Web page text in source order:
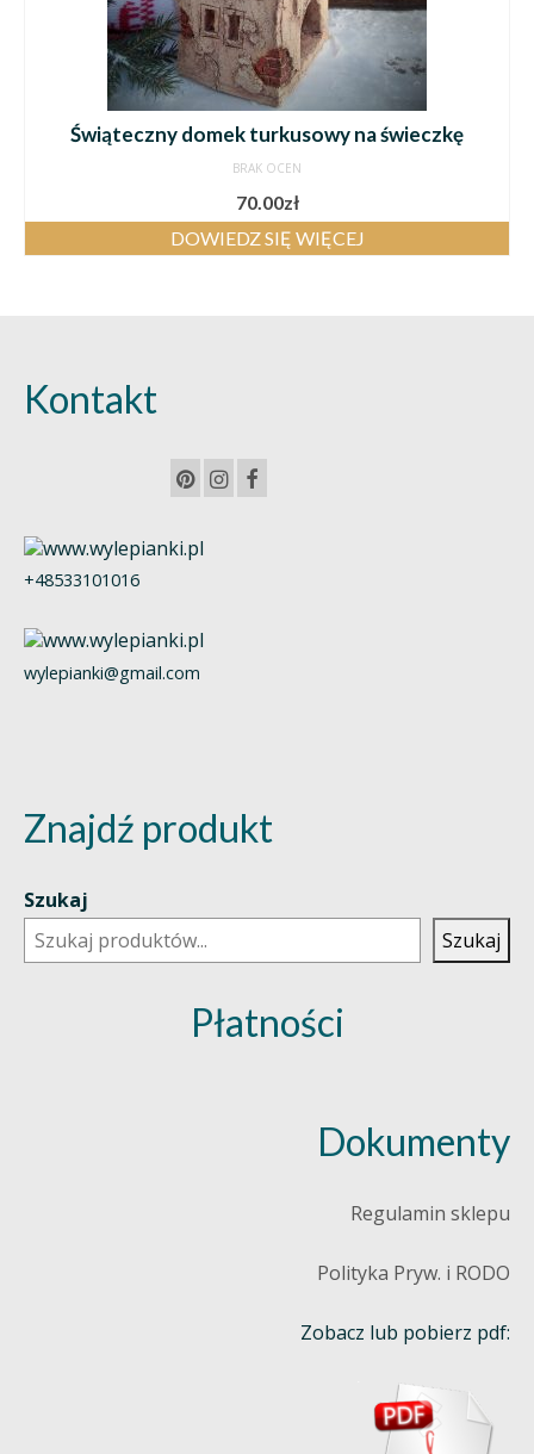
Świąteczny domek turkusowy na świeczkę
BRAK OCEN
70.00zł
DOWIEDZ SIĘ WIĘCEJ
Kontakt
+48533101016
wylepianki@gmail.com
Znajdź produkt
Szukaj
Szukaj
Płatności
Dokumenty
Regulamin sklepu
Polityka Pryw. i RODO
Zobacz lub pobierz pdf: